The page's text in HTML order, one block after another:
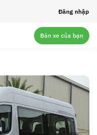
Đăng nhập
Bán xe của bạn